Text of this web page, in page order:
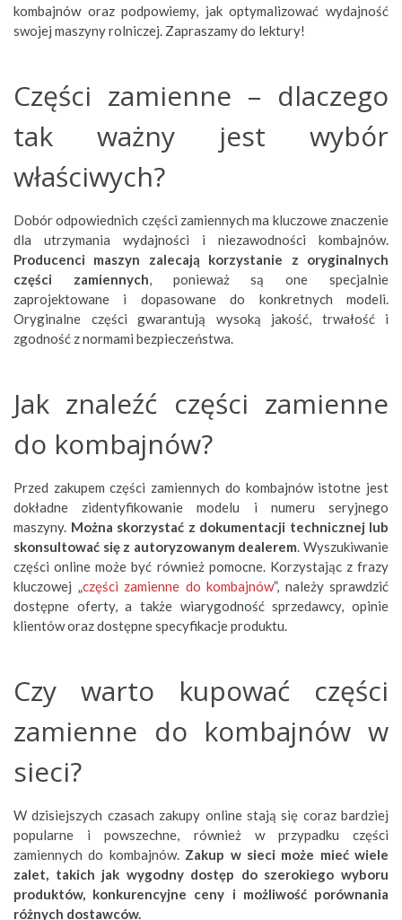
kombajnów oraz podpowiemy, jak optymalizować wydajność
swojej maszyny rolniczej. Zapraszamy do lektury!
Części zamienne – dlaczego
tak ważny jest wybór
właściwych?
Dobór odpowiednich części zamiennych ma kluczowe znaczenie
dla utrzymania wydajności i niezawodności kombajnów.
Producenci maszyn zalecają korzystanie z oryginalnych
części zamiennych, ponieważ są one specjalnie
zaprojektowane i dopasowane do konkretnych modeli.
Oryginalne części gwarantują wysoką jakość, trwałość i
zgodność z normami bezpieczeństwa.
Jak znaleźć części zamienne
do kombajnów?
Przed zakupem części zamiennych do kombajnów istotne jest
dokładne zidentyfikowanie modelu i numeru seryjnego
maszyny. Można skorzystać z dokumentacji technicznej lub
skonsultować się z autoryzowanym dealerem. Wyszukiwanie
części online może być również pomocne. Korzystając z frazy
kluczowej „części zamienne do kombajnów”, należy sprawdzić
dostępne oferty, a także wiarygodność sprzedawcy, opinie
klientów oraz dostępne specyfikacje produktu.
Czy warto kupować części
zamienne do kombajnów w
sieci?
W dzisiejszych czasach zakupy online stają się coraz bardziej
popularne i powszechne, również w przypadku części
zamiennych do kombajnów. Zakup w sieci może mieć wiele
zalet, takich jak wygodny dostęp do szerokiego wyboru
produktów, konkurencyjne ceny i możliwość porównania
różnych dostawców.